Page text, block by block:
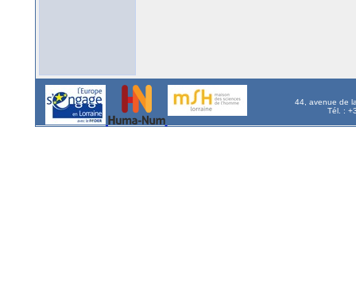
44, avenue de
Tél. :